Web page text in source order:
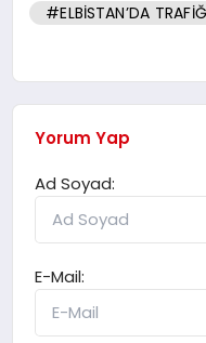
#ELBİSTAN’DA
Yorum Yap
Ad Soyad:
E-Mail: